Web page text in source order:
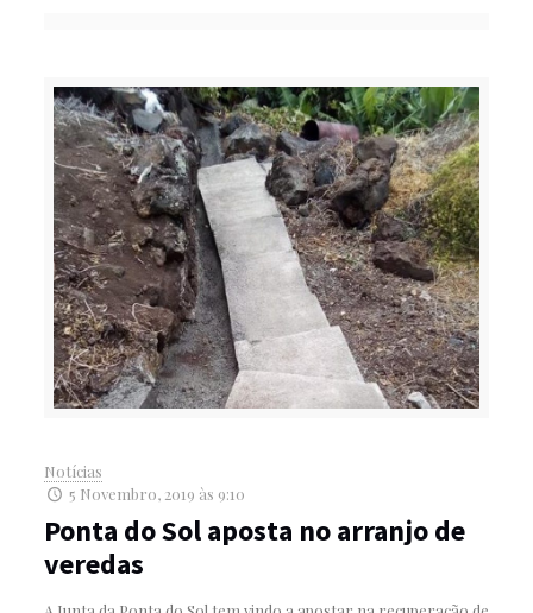
Notícias
5 Novembro, 2019 às 9:10
Ponta do Sol aposta no arranjo de
veredas